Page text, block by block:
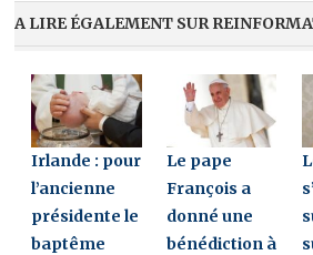
A LIRE ÉGALEMENT SUR
Irlande : pour
l’ancienne
présidente le
baptême
Le pape
François a
donné une
bénédiction à